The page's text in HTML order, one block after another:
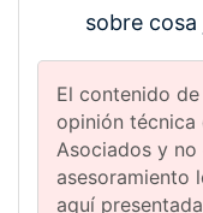
sobre
El contenido
opinión técnica
Asociados y
asesoramiento
aquí